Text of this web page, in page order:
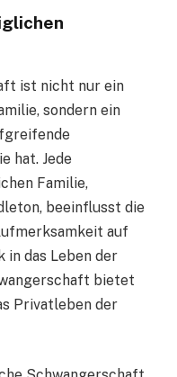
ist nicht nur ein
sondern ein
hat. Jede
Familie,
beeinflusst die
auf
das Leben der
bietet
Privatleben der